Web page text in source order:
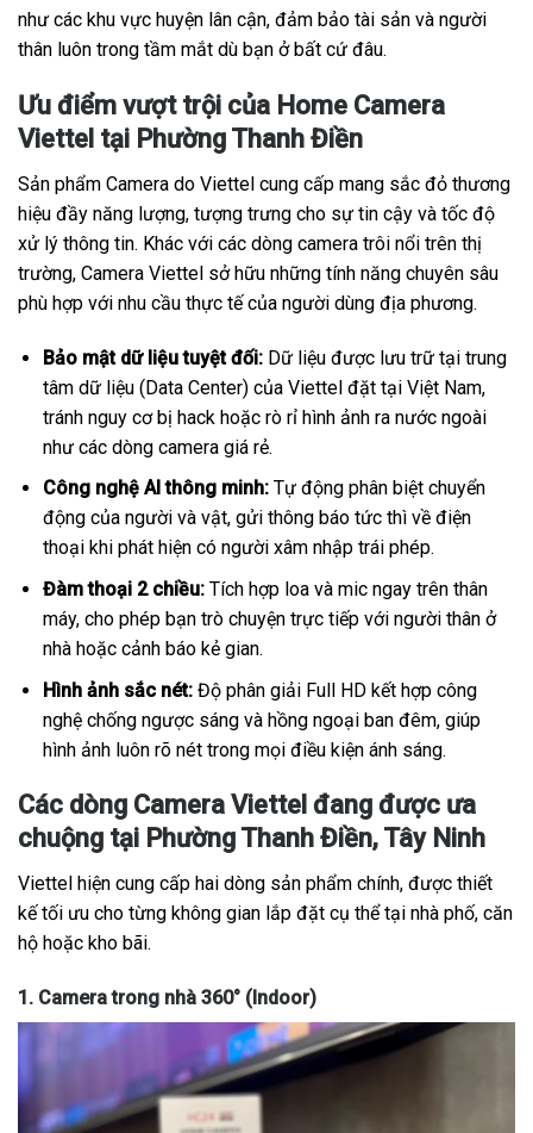
như các khu vực huyện lân cận, đảm bảo tài sản và người
thân luôn trong tầm mắt dù bạn ở bất cứ đâu.
Ưu điểm vượt trội của Home Camera
Viettel tại Phường Thanh Điền
Sản phẩm Camera do Viettel cung cấp mang sắc đỏ thương
hiệu đầy năng lượng, tượng trưng cho sự tin cậy và tốc độ
xử lý thông tin. Khác với các dòng camera trôi nổi trên thị
trường, Camera Viettel sở hữu những tính năng chuyên sâu
phù hợp với nhu cầu thực tế của người dùng địa phương.
Bảo mật dữ liệu tuyệt đối:Dữ liệu được lưu trữ tại trung
tâm dữ liệu (Data Center) của Viettel đặt tại Việt Nam,
tránh nguy cơ bị hack hoặc rò rỉ hình ảnh ra nước ngoài
như các dòng camera giá rẻ.
Công nghệ AI thông minh:Tự động phân biệt chuyển
động của người và vật, gửi thông báo tức thì về điện
thoại khi phát hiện có người xâm nhập trái phép.
Đàm thoại 2 chiều:Tích hợp loa và mic ngay trên thân
máy, cho phép bạn trò chuyện trực tiếp với người thân ở
nhà hoặc cảnh báo kẻ gian.
Hình ảnh sắc nét:Độ phân giải Full HD kết hợp công
nghệ chống ngược sáng và hồng ngoại ban đêm, giúp
hình ảnh luôn rõ nét trong mọi điều kiện ánh sáng.
Các dòng Camera Viettel đang được ưa
chuộng tại Phường Thanh Điền, Tây Ninh
Viettel hiện cung cấp hai dòng sản phẩm chính, được thiết
kế tối ưu cho từng không gian lắp đặt cụ thể tại nhà phố, căn
hộ hoặc kho bãi.
1. Camera trong nhà 360° (Indoor)